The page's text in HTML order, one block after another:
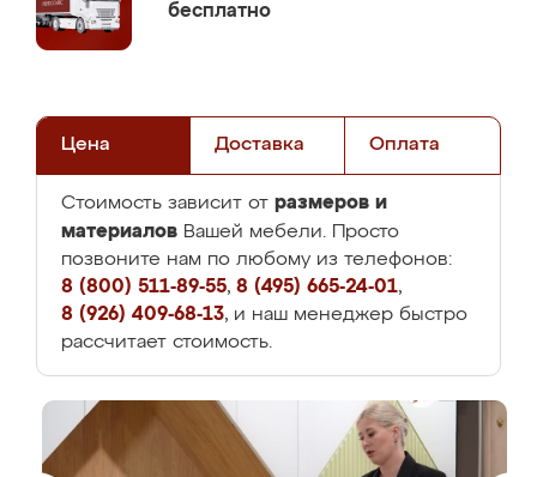
бесплатно
Цена Доставка Оплата
Стоимость зависит от размеров и
материалов Вашей мебели. Просто
позвоните нам по любому из телефонов:
8 (800) 511-89-55, 8 (495) 665-24-01,
8 (926) 409-68-13, и наш менеджер быстро
рассчитает стоимость.